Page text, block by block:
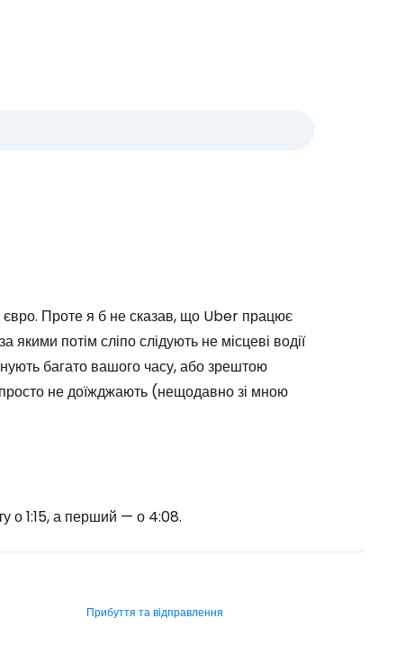
Проте я б не сказав, що Uber працює
якими потім сліпо слідують не місцеві водії
багато вашого часу, або зрештою
просто не доїжджають (нещодавно зі мною
о 1:15, а перший — о 4:08.
Прибуття та відправлення